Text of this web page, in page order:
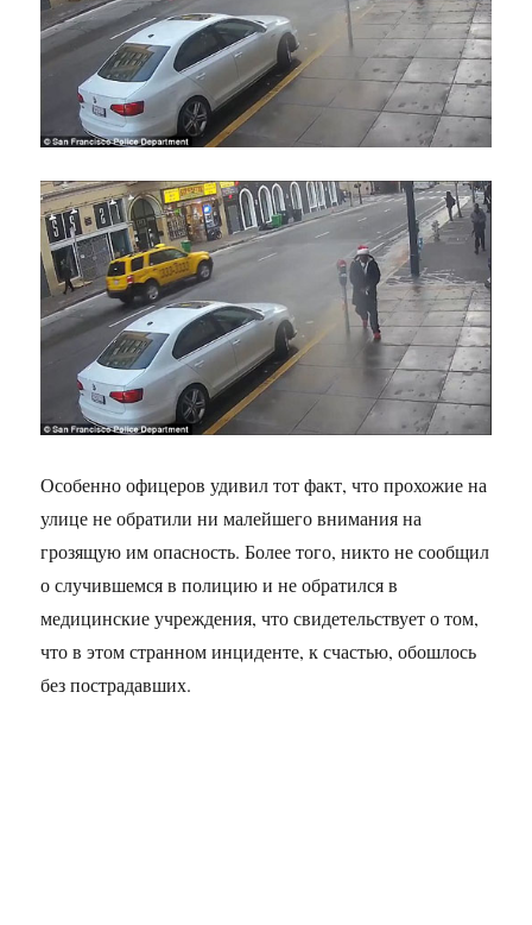
Особенно офицеров удивил тот факт, что прохожие на
улице не обратили ни малейшего внимания на
грозящую им опасность. Более того, никто не сообщил
о случившемся в полицию и не обратился в
медицинские учреждения, что свидетельствует о том,
что в этом странном инциденте, к счастью, обошлось
без пострадавших.